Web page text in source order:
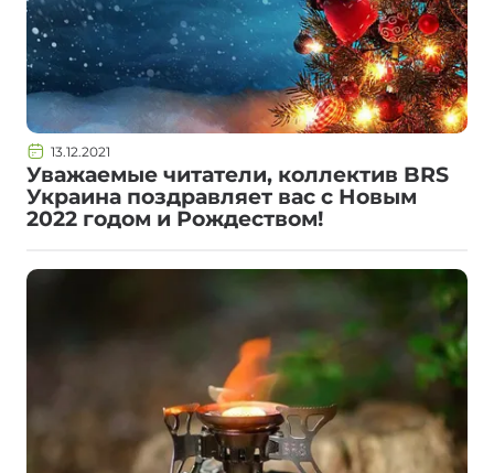
13.12.2021
Уважаемые читатели, коллектив BRS
Украина поздравляет вас с Новым
2022 годом и Рождеством!